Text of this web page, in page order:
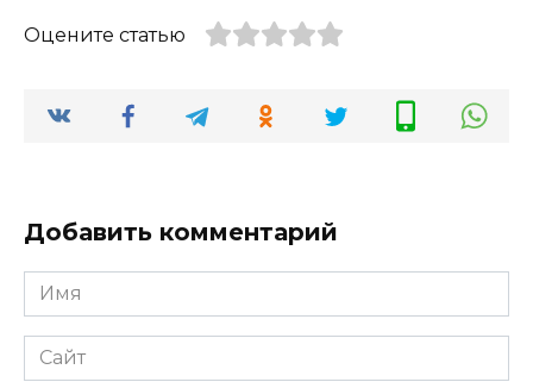
Оцените статью
Добавить комментарий
Имя
*
Сайт